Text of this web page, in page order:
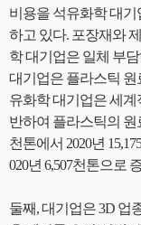
비용을 석유화학 대
하고 있다. 포장재와
학 대기업은 일체 부
대기업은 플라스틱 원
유화학 대기업은 세
반하여 플라스틱의 원
천톤에서 2020년
020년 6,507천톤으로
둘째, 대기업은 3D 업